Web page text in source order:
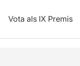
Vota als IX Premis